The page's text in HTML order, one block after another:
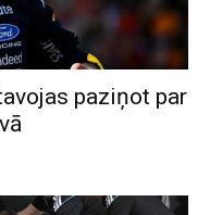
paziņot par